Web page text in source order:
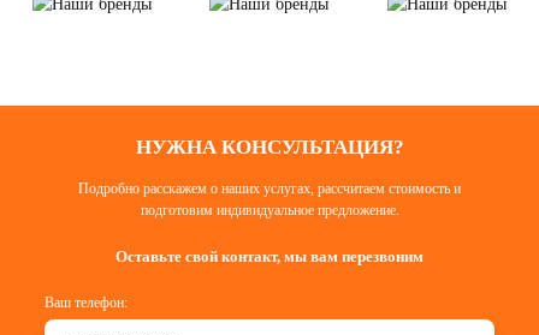
НУЖНА КОНСУЛЬТАЦИЯ?
Подробно расскажем о наших услугах, рассчитаем стоимость и
подготовим индивидуальное предложение.
Оставьте свой контакт, мы вам перезвоним
Ваш телефон: